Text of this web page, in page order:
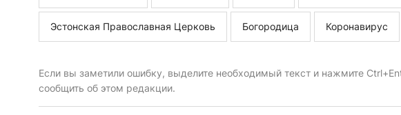
Эстонская Православная Церковь Богородица Коронавирус
Если вы заметили ошибку, выделите необходимый текст и нажмите
сообщить об этом редакции.